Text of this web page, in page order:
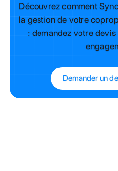
Découvrez comment
la gestion de votre
: demandez votre
Demander un